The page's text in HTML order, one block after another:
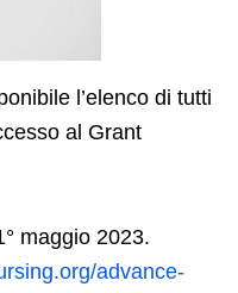
l’elenco di tutti
al Grant
maggio 2023.
advance-